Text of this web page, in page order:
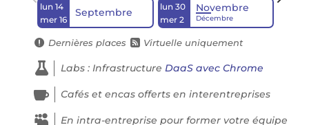
lun 14
mer 16
Septembre
lun 30
mer 2
Novembre
Décembre
 Dernières places  Virtuelle uniquement
 Labs : Infrastructure DaaS avec Chrome
 Cafés et encas offerts en interentreprises
 En intra-entreprise pour former votre équipe